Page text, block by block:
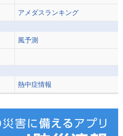
アメダスランキング
風予測
熱中症情報